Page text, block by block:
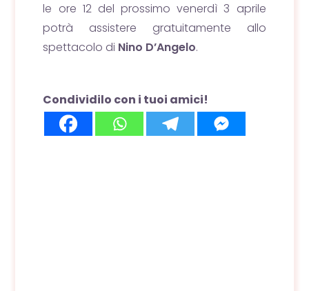
le ore 12 del prossimo venerdì 3 aprile
potrà assistere gratuitamente allo
spettacolo di Nino D’Angelo.
Condividilo con i tuoi amici!